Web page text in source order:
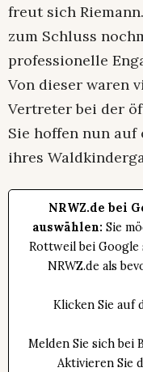
freut sich
zum Schluss
professionelle
Von dieser waren
Vertreter bei der
Sie hoffen nun
ihres
NRWZ.de bei
auswählen: Sie
Rottweil bei Google
NRWZ.de als
Klicken Sie auf
Melden Sie sich bei
Aktivieren Sie